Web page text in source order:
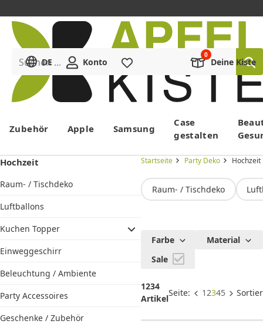
Menü
Suchen ...
DE Konto Deine Kiste
Zubehör Apple Samsung
Case
gestalten
Hochzeit
Raum- / Tischdeko
Luftballons
Kuchen Topper
Einweggeschirr
Beleuchtung / Ambiente
Party Accessoires
Geschenke / Zubehör
Startseite Party Deko Hochzeit
Raum- / Tischdeko
Farbe
Material
Sale
1234
Artikel
Seite: 12345